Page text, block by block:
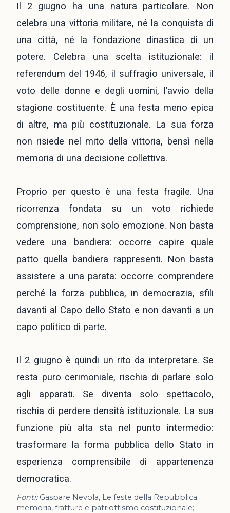
Il 2 giugno ha una natura particolare. Non
celebra una vittoria militare, né la conquista di
una città, né la fondazione dinastica di un
potere. Celebra una scelta istituzionale: il
referendum del 1946, il suffragio universale, il
voto delle donne e degli uomini, l’avvio della
stagione costituente. È una festa meno epica
di altre, ma più costituzionale. La sua forza
non risiede nel mito della vittoria, bensì nella
memoria di una decisione collettiva.
Proprio per questo è una festa fragile. Una
ricorrenza fondata su un voto richiede
comprensione, non solo emozione. Non basta
vedere una bandiera: occorre capire quale
patto quella bandiera rappresenti. Non basta
assistere a una parata: occorre comprendere
perché la forza pubblica, in democrazia, sfili
davanti al Capo dello Stato e non davanti a un
capo politico di parte.
Il 2 giugno è quindi un rito da interpretare. Se
resta puro cerimoniale, rischia di parlare solo
agli apparati. Se diventa solo spettacolo,
rischia di perdere densità istituzionale. La sua
funzione più alta sta nel punto intermedio:
trasformare la forma pubblica dello Stato in
esperienza comprensibile di appartenenza
democratica.
Fonti:Gaspare Nevola, Le feste della Repubblica:
memoria, fratture e patriottismo costituzionale;